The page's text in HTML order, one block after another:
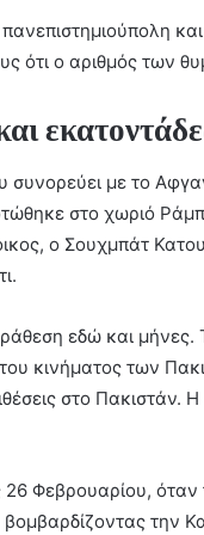
ότι ο αριθμός των
συνορεύει με το
στο χωριό
ο Σουχμπάτ
εδώ και
κινήματος των
στο Πακιστάν.
Φεβρουαρίου,
την